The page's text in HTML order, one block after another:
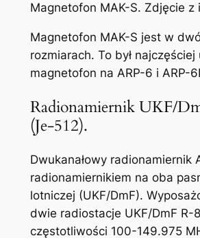
Magnetofon MAK-S. Zdjęcie z
Magnetofon MAK-S jest w
rozmiarach. To był
magnetofon na ARP-6 i ARP-
Radionamiernik UKF/
(Je-512).
Dwukanałowy radionamiernik
radionamiernikiem na oba
lotniczej (UKF/DmF).
dwie radiostacje UKF/DmF R-
częstotliwości 100-149.975